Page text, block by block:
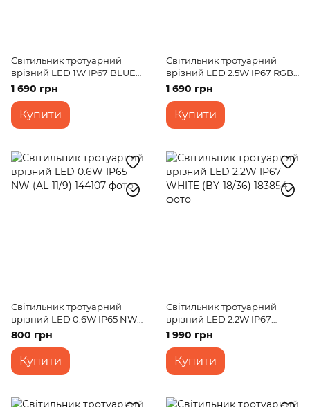
Світильник тротуарний
врізний LED 1W IP67 BLUE
(BY-16/16)
1 690 грн
Купити
Світильник тротуарний
врізний LED 2.5W IP67 RGB
(BY-19/36)
1 690 грн
Купити
Світильник тротуарний
врізний LED 0.6W IP65 NW
(AL-11/9)
800 грн
Купити
Світильник тротуарний
врізний LED 2.2W IP67
WHITE (BY-18/36)
1 990 грн
Купити